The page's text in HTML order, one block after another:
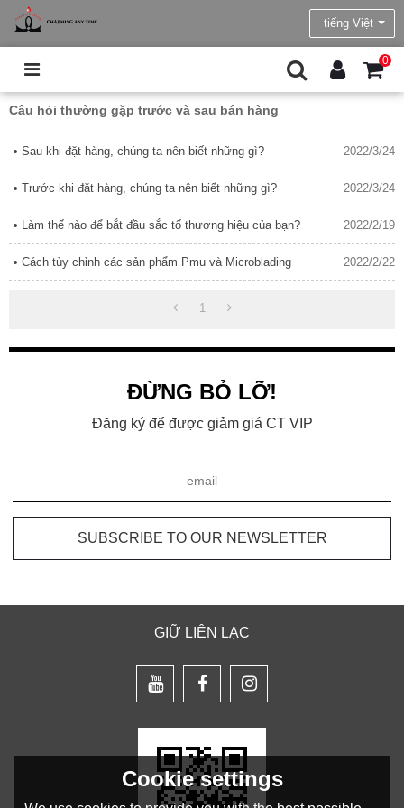
tiếng Việt
0
Câu hỏi thường gặp trước và sau bán hàng
Sau khi đặt hàng, chúng ta nên biết những gì? 2022/3/24
Trước khi đặt hàng, chúng ta nên biết những gì? 2022/3/24
Làm thế nào để bắt đầu sắc tố thương hiệu của bạn? 2022/2/19
Cách tùy chỉnh các sản phẩm Pmu và Microblading 2022/2/22
1
ĐỪNG BỎ LỠ!
Đăng ký để được giảm giá CT VIP
GIỮ LIÊN LẠC
Cookie settings